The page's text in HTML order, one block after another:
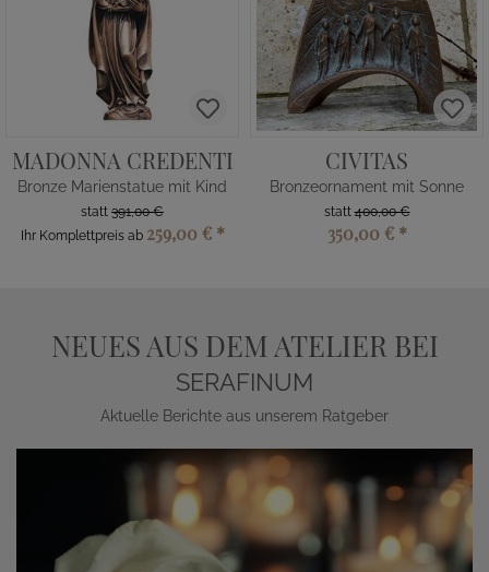
MADONNA CREDENTI
Bronze Marienstatue mit Kind
statt 391,00 €
Ihr Komplettpreis ab 259,00 € *
CIVITAS
Bronzeornament mit Sonne
statt400,00 €
350,00 € *
NEUES AUS DEM ATELIER BEI
SERAFINUM
Aktuelle Berichte aus unserem Ratgeber